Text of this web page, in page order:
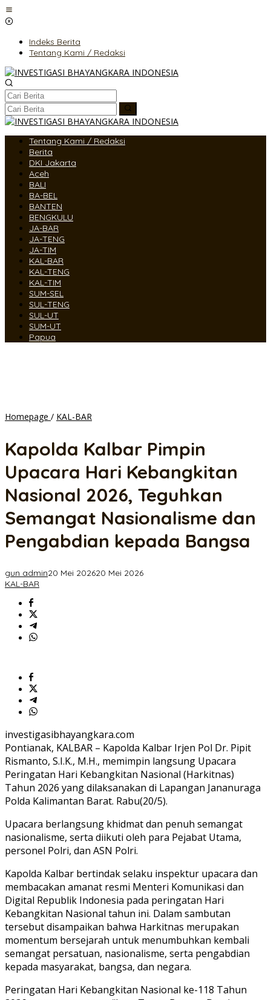
Lewati
ke
Indeks Berita
Tentang Kami / Redaksi
Tentang Kami / Redaksi
Berita
DKI Jakarta
Aceh
BALI
BA-BEL
BANTEN
BENGKULU
JA-BAR
JA-TENG
JA-TIM
KAL-BAR
KAL-TENG
KAL-TIM
SUM-SEL
SUL-TENG
SUL-UT
SUM-UT
Papua
Homepage / KAL-BAR
Upacara
Kebangkitan
2026,
Teguhkan
Semangat
dan
Pengabdian
Bangsa
Kapolda Kalbar Pimpin
Upacara Hari Kebangkitan
Nasional 2026, Teguhkan
Semangat Nasionalisme dan
Pengabdian kepada Bangsa
gun admin20 Mei 202620 Mei 2026
KAL-BAR
investigasibhayangkara.com
Pontianak, KALBAR – Kapolda Kalbar Irjen Pol Dr. Pipit
Rismanto, S.I.K., M.H., memimpin langsung Upacara
Peringatan Hari Kebangkitan Nasional (Harkitnas)
Tahun 2026 yang dilaksanakan di Lapangan Jananuraga
Polda Kalimantan Barat. Rabu(20/5).
Upacara berlangsung khidmat dan penuh semangat
nasionalisme, serta diikuti oleh para Pejabat Utama,
personel Polri, dan ASN Polri.
Kapolda Kalbar bertindak selaku inspektur upacara dan
membacakan amanat resmi Menteri Komunikasi dan
Digital Republik Indonesia pada peringatan Hari
Kebangkitan Nasional tahun ini. Dalam sambutan
tersebut disampaikan bahwa Harkitnas merupakan
momentum bersejarah untuk menumbuhkan kembali
semangat persatuan, nasionalisme, serta pengabdian
kepada masyarakat, bangsa, dan negara.
Peringatan Hari Kebangkitan Nasional ke-118 Tahun